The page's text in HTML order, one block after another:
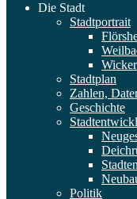
Die Stadt
Stadtportrait
Wicker
Stadtplan
Zahlen,
Geschichte
Politik